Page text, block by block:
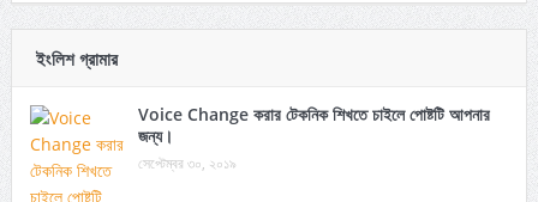
ইংলিশ গ্রামার
Voice Change করার টেকনিক শিখতে চাইলে পোষ্টটি আপনার
জন্য।
সেপ্টেম্বর ৩০, ২০১৯